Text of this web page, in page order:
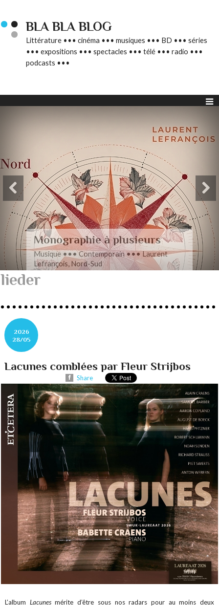
BLA BLA BLOG
Littérature ••• cinéma ••• musiques ••• BD ••• séries
••• expositions ••• spectacles ••• télé ••• radio •••
podcasts •••
Romance en musique
Musique ••• Contemporain ••• Nathan
Henninger, Romanza pour cordes
lieder
2026
28/05
Lacunes comblées par Fleur Strijbos
Share
L’album Lacunesmérite d’être sous nos radars pour au moins deux